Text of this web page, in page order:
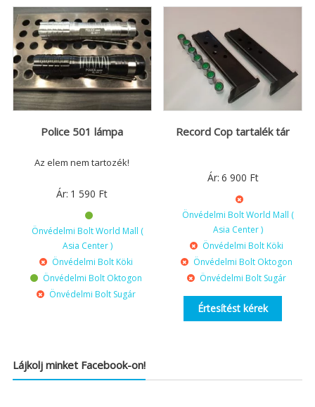
Police 501 lámpa
Az elem nem tartozék!
Ár: 1 590 Ft
Önvédelmi Bolt World Mall (
Asia Center )
Önvédelmi Bolt Köki
Önvédelmi Bolt Oktogon
Önvédelmi Bolt Sugár
Record Cop tartalék tár
Ár: 6 900 Ft
Önvédelmi Bolt World Mall (
Asia Center )
Önvédelmi Bolt Köki
Önvédelmi Bolt Oktogon
Önvédelmi Bolt Sugár
Értesítést kérek
Lájkolj minket Facebook-on!